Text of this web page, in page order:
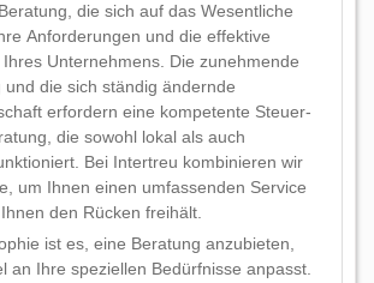
die sich auf das Wesentliche
Anforderungen und die effektive
Unternehmens. Die zunehmende
und die sich ständig ändernde
erfordern eine kompetente Steuer-
die sowohl lokal als auch
Bei Intertreu kombinieren wir
um Ihnen einen umfassenden Service
den Rücken freihält.
ist es, eine Beratung anzubieten,
an Ihre speziellen Bedürfnisse anpasst.